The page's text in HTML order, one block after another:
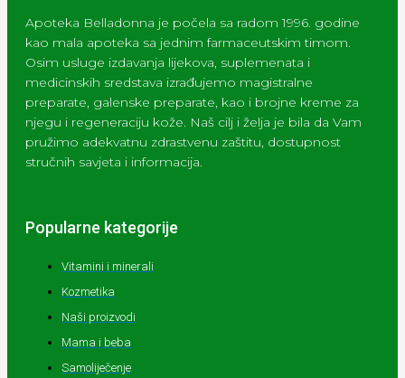
Apoteka Belladonna je počela sa radom 1996. godine
kao mala apoteka sa jednim farmaceutskim timom.
Osim usluge izdavanja lijekova, suplemenata i
medicinskih sredstava izrađujemo magistralne
preparate, galenske preparate, kao i brojne kreme za
njegu i regeneraciju kože. Naš cilj i želja je bila da Vam
pružimo adekvatnu zdrastvenu zaštitu, dostupnost
stručnih savjeta i informacija.
Popularne kategorije
Vitamini i minerali
Kozmetika
Naši proizvodi
Mama i beba
Samoliječenje